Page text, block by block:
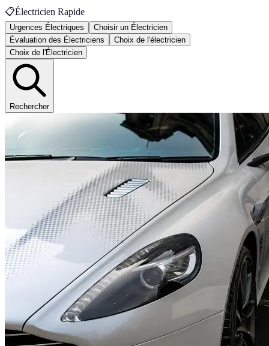
📋Électricien Rapide
Urgences Électriques
Choisir un Électricien
Évaluation des Électriciens
Choix de l'électricien
Choix de l'Électricien
Rechercher